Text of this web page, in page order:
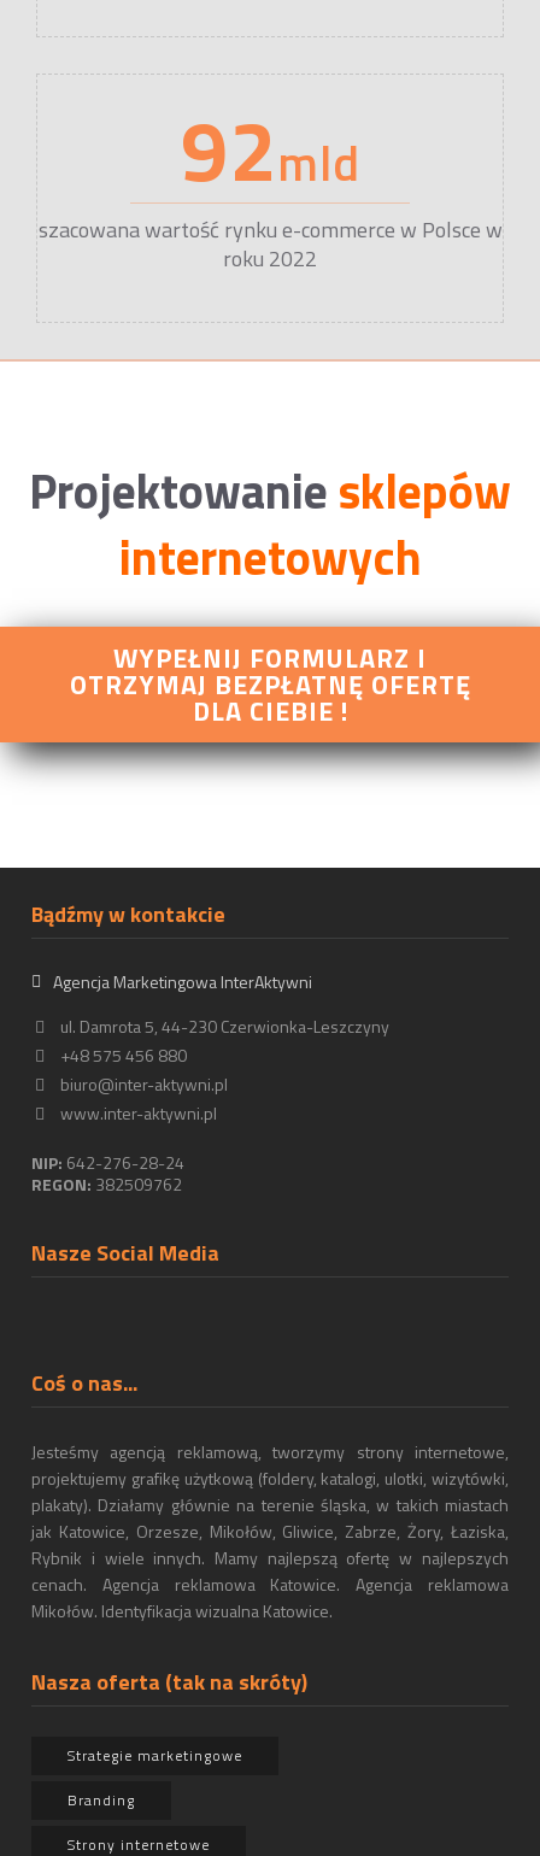
92mld
szacowana wartość rynku e-commerce w Polsce w
roku 2022
Projektowaniesklepów
internetowych
WYPEŁNIJ FORMULARZ I
OTRZYMAJ BEZPŁATNĘ OFERTĘ
DLA CIEBIE !
Bądźmy w kontakcie
Agencja Marketingowa InterAktywni
ul. Damrota 5, 44-230 Czerwionka-Leszczyny
+48 575 456 880
biuro@inter-aktywni.pl
www.inter-aktywni.pl
NIP: 642-276-28-24
REGON: 382509762
Nasze Social Media
Coś o nas...
Jesteśmy agencją reklamową, tworzymy strony internetowe,
projektujemy grafikę użytkową (foldery, katalogi, ulotki, wizytówki,
plakaty). Działamy głównie na terenie śląska, w takich miastach
jak Katowice, Orzesze, Mikołów, Gliwice, Zabrze, Żory, Łaziska,
Rybnik i wiele innych. Mamy najlepszą ofertę w najlepszych
cenach. Agencja reklamowa Katowice. Agencja reklamowa
Mikołów. Identyfikacja wizualna Katowice.
Nasza oferta (tak na skróty)
Strategie marketingowe
Branding
Strony internetowe